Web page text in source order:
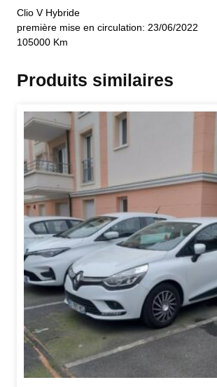
Clio V Hybride
première mise en circulation: 23/06/2022
105000 Km
Produits similaires